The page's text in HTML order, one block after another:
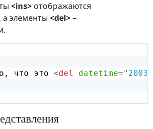
<ins> отображаются
элементы <del>–
что это
<del datetime="